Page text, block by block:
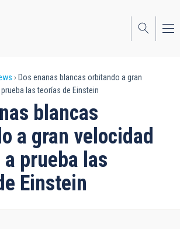
Dos enanas blancas orbitando a gran
las teorías de Einstein
blancas
a gran velocidad
prueba las
Einstein